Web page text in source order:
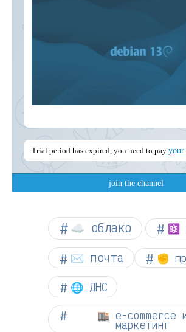
☁︎ облако ⚛
✉️ почта ✊
🌐 ДНС
🏬 e-commerce
маркетинг